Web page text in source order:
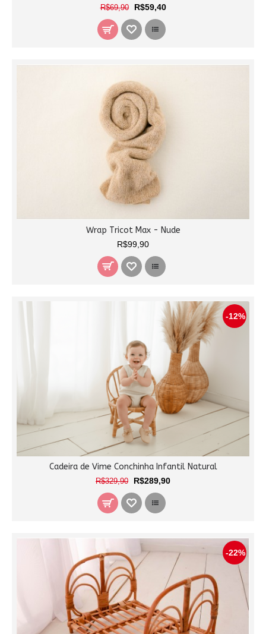
R$69,90 R$59,40
Wrap Tricot Max - Nude
R$99,90
-12%
Cadeira de Vime Conchinha Infantil Natural
R$329,90 R$289,90
-22%